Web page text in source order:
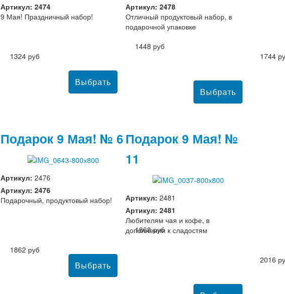
1324 руб
Артикул: 2474
9 Мая! Праздничный набор!
1448 руб
Артикул: 2478
Отличный продуктовый набор, в
подарочной упаковке
1744
1862 руб
Подарок 9 Мая! № 6
Артикул: 2476
Артикул: 2476
Подарочный, продуктовый набор!
1868 руб
Подарок 9 Мая! №
11
Артикул: 2481
Артикул: 2481
Любителям чая и кофе, в
дополнении к сладостям
2016